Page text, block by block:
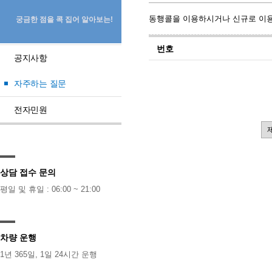
궁금한 점을 콕 집어 알아보는!
공지사항
자주하는 질문
전자민원
상담 접수 문의
평일 및 휴일 : 06:00 ~ 21:00
차량 운행
1년 365일, 1일 24시간 운행
동행콜을 이용하시거나 신규로 이
번호